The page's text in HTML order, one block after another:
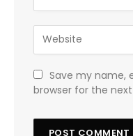
Save my name,
browser for the